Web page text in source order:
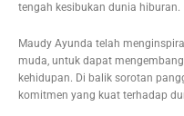
tengah kesibukan dunia hiburan.
Maudy Ayunda telah
muda, untuk dapat
kehidupan. Di balik sorotan
komitmen yang kuat terhadap